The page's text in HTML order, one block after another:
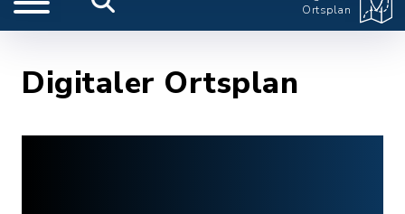
Ortsplan
Digitaler Ortsplan